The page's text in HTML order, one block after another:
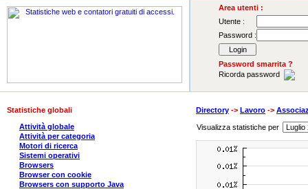
Area utenti :
Utente :
Password :
Password smarrita ?
Ricorda password
Statistiche globali
Attività globale
Attività per categoria
Motori di ricerca
Sistemi operativi
Browsers
Browser con cookie
Browsers con supporto Java
Directory -> Lavoro ->
Visualizza statistiche per